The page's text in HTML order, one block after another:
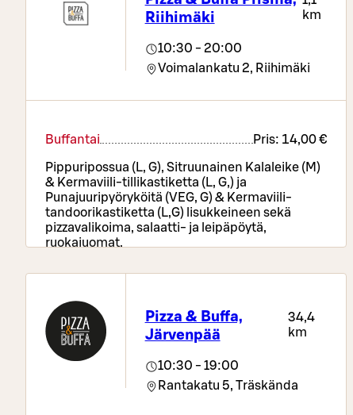
Riihimäki
km
10:30 - 20:00
Voimalankatu 2, Riihimäki
Buffantai Pris: 14,00 €
Pippuripossua (L, G), Sitruunainen Kalaleike (M)
& Kermaviili-tillikastiketta (L, G,) ja
Punajuuripyöryköitä (VEG, G) & Kermaviili-
tandoorikastiketta (L,G) lisukkeineen sekä
pizzavalikoima, salaatti- ja leipäpöytä,
ruokajuomat.
Salaattibuffa Pris:9,90 €
Salaattibuffa on monipuolinen raikas ja kevyt
kokonaisuus, joka tarjoaa vaihtoehdon
kevyempään herkutteluun. Hintaan sisältyy
runsas salaattipöytä, lämmin kasvis, leipä,
ruokajuomat ja kahvi tai tee.
Pizza & Buffa,
Järvenpää
34,4
km
10:30 - 19:00
Rantakatu 5, Träskända